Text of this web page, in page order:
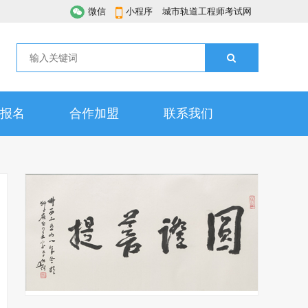
微信 小程序 城市轨道工程师考试网
名 合作加盟 联系我们